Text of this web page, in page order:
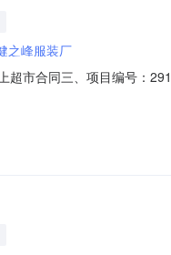
之峰服装厂
市合同三、项目编号：
名称：马卡龙防晒服001